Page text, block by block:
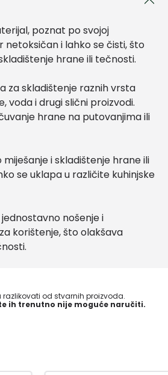
poznat po svojoj
netoksičan i lahko se čisti, što
hrane ili tečnosti.
za skladištenje raznih vrsta
voda i drugi slični proizvodi.
hrane na putovanjima ili
i skladištenje hrane ili
se uklapa u različite kuhinjske
nošenje i
korištenje, što olakšava
od stvarnih proizvoda.
ih trenutno nije moguće naručiti.